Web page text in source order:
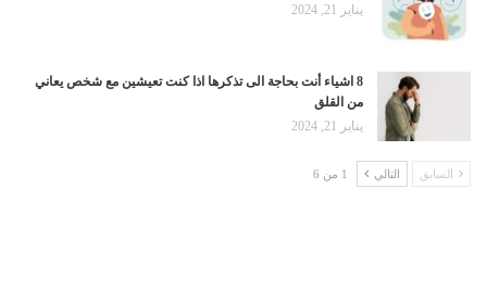
يناير 21, 2024
8 اشياء أنت بحاجة الى تذكرها اذا كنت تعيشين مع شخص يعاني
من القلق
يناير 21, 2024
السابق التالي 1 من 6